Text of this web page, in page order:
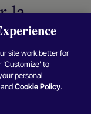
la
fragmentados al
de ruta clara:
site work better for
'Customize' to
personal
andCookie Policy.